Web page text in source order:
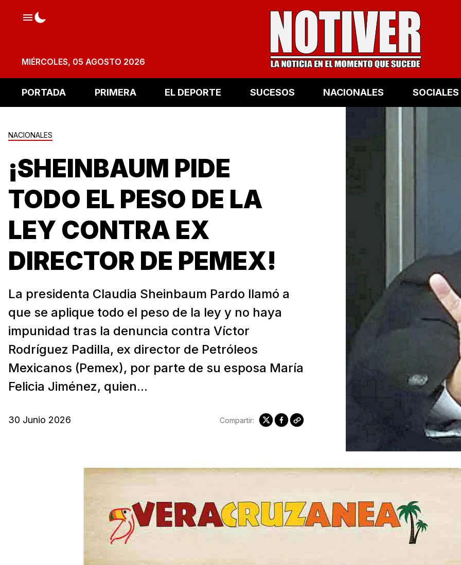
MIÉRCOLES, 05 AGOSTO 2026
PORTADA PRIMERA EL DEPORTE SUCESOS NACIONALES SOCIALES
NACIONALES
¡SHEINBAUM PIDE
TODO EL PESO DE LA
LEY CONTRA EX
DIRECTOR DE PEMEX!
La presidenta Claudia Sheinbaum Pardo llamó a
que se aplique todo el peso de la ley y no haya
impunidad tras la denuncia contra Víctor
Rodríguez Padilla, ex director de Petróleos
Mexicanos (Pemex), por parte de su esposa María
Felicia Jiménez, quien...
30 Junio 2026 Compartir: